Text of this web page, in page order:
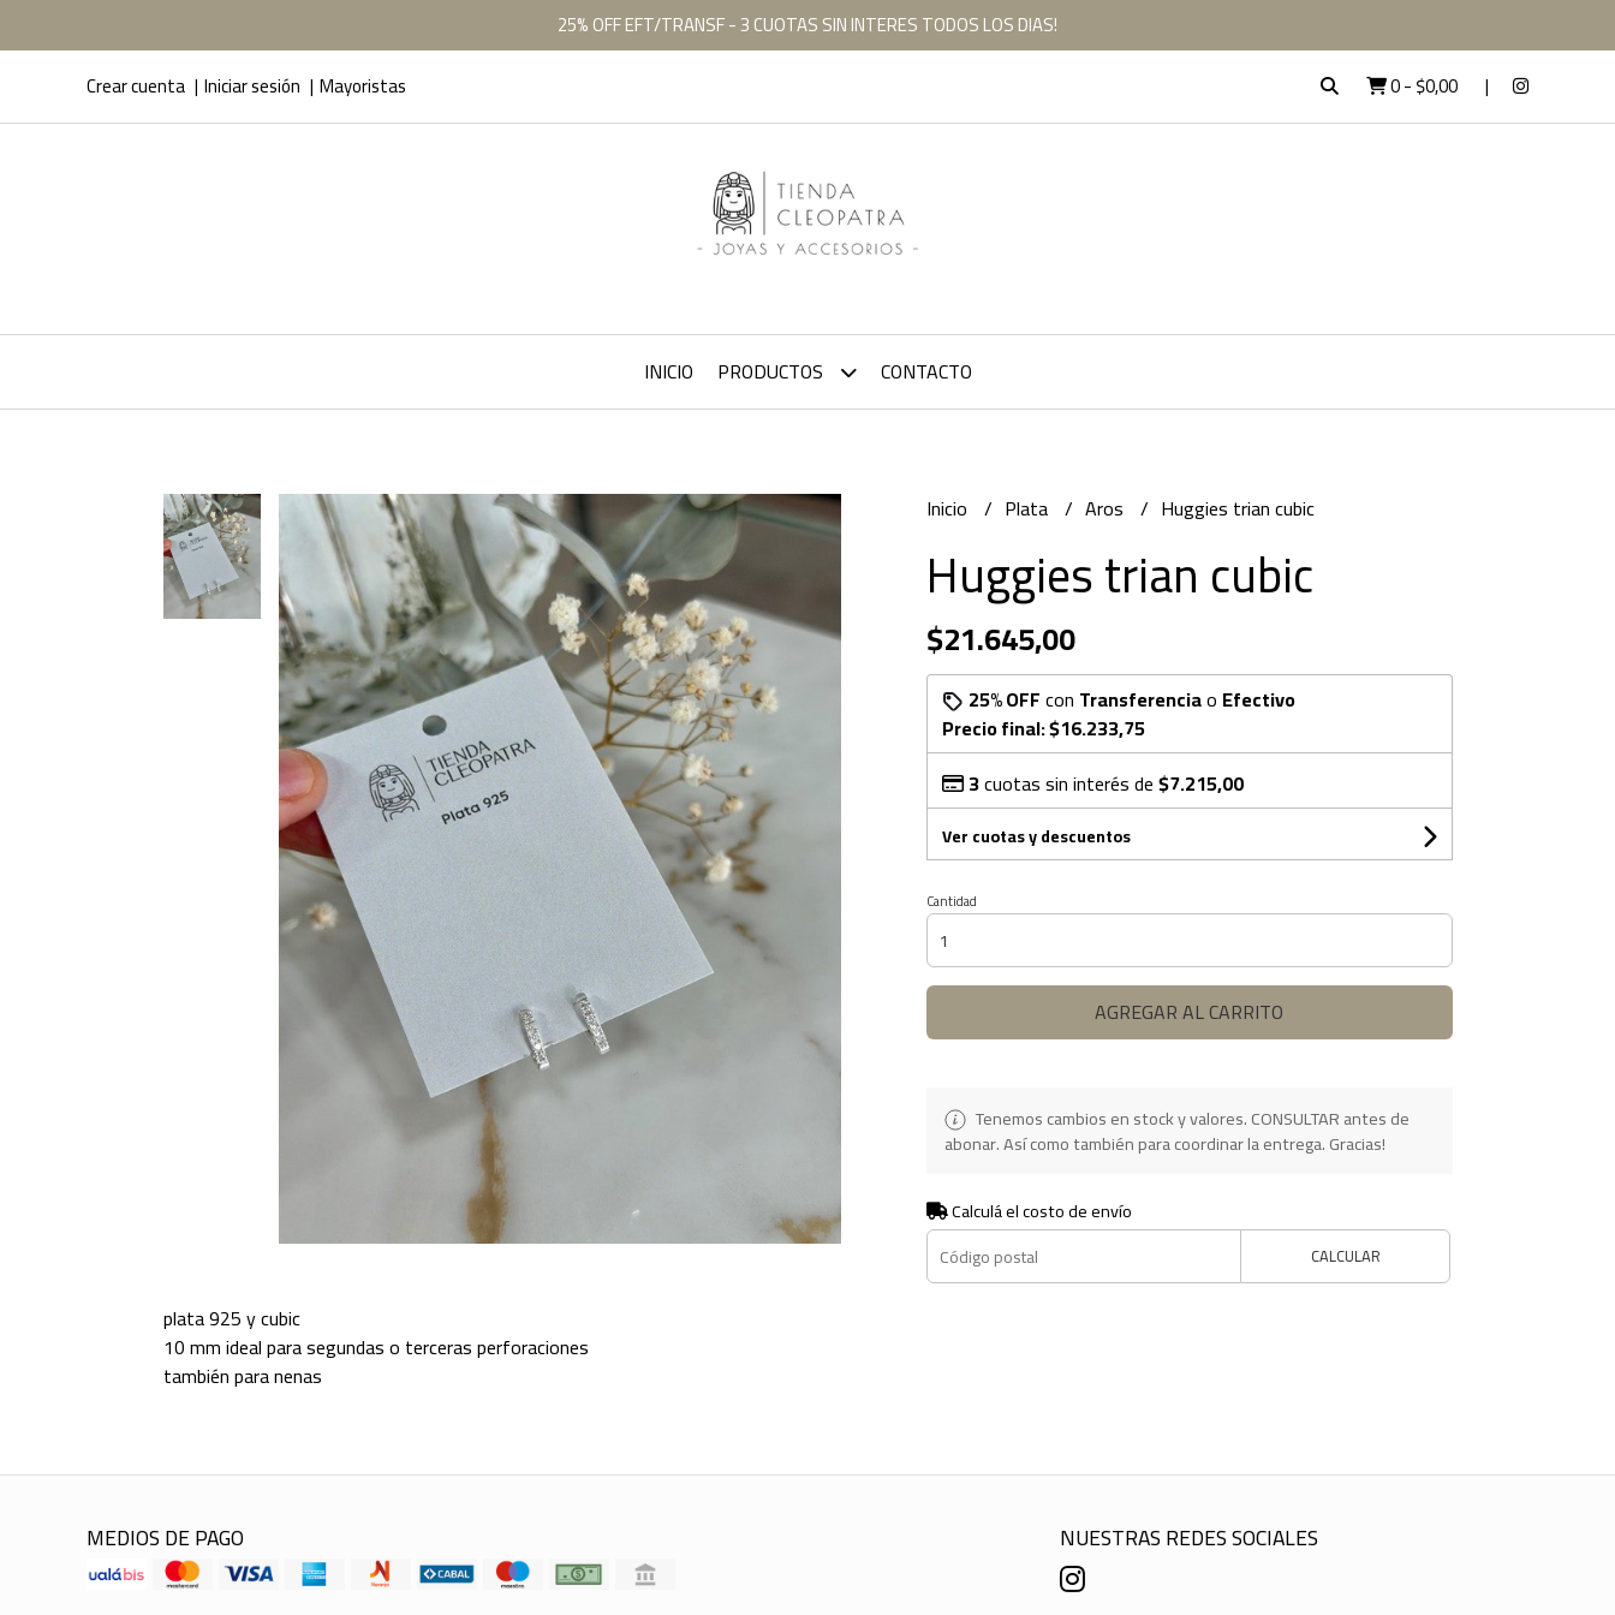
25% OFF EFT/TRANSF - 3 CUOTAS SIN INTERES TODOS LOS DIAS!
Crear cuenta Iniciar sesión Mayoristas 0-$0,00
INICIO PRODUCTOS CONTACTO
plata 925 y cubic
10 mm ideal para segundas o terceras perforaciones
también para nenas
Inicio Plata Aros Huggies trian cubic
Huggies trian cubic
$21.645,00
25% OFFcon Transferenciao Efectivo
Precio final:$16.233,75
3cuotas sin interés de$7.215,00
Ver cuotas y descuentos
Cantidad
AGREGAR AL CARRITO
Tenemos cambios en stock y valores. CONSULTAR antes de
abonar. Así como también para coordinar la entrega. Gracias!
Calculá el costo de envío
CALCULAR
MEDIOS DE PAGO NUESTRAS REDES SOCIALES